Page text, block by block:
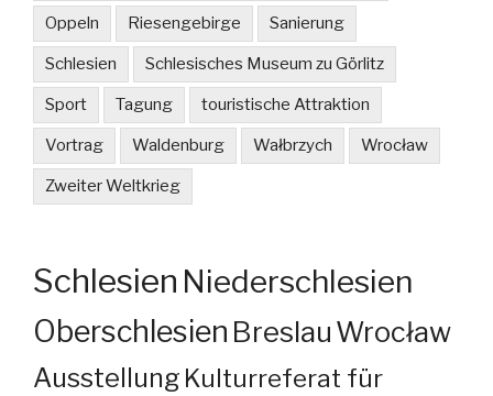
Oppeln Riesengebirge Sanierung
Schlesien Schlesisches Museum zu Görlitz
Sport Tagung touristische Attraktion
Vortrag Waldenburg Wałbrzych Wrocław
Zweiter Weltkrieg
Schlesien Niederschlesien
Oberschlesien Breslau Wrocław
Ausstellung Kulturreferat für